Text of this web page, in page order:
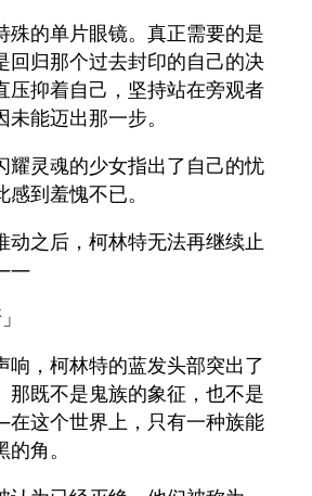
殊的单片眼镜。真正需要的是
回归那个过去封印的自己的决
压抑着自己，坚持站在旁观者
能迈出那一步。
耀灵魂的少女指出了自己的忧
到羞愧不已。
动之后，柯林特无法再继续止
——
响，柯林特的蓝发头部突出了
那既不是鬼族的象征，也不是
这个世界上，只有一种族能
角。